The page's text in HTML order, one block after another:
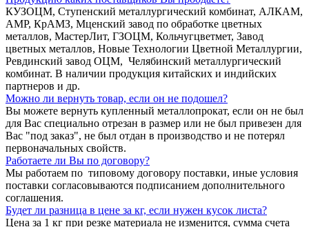
КУЗОЦМ, Ступенский металлургический комбинат, АЛКАМ,
АМР, КрАМЗ, Мценский завод по обработке цветных
металлов, МастерЛит, ГЗОЦМ, Кольчугцветмет, Завод
цветных металлов, Новые Технологии Цветной Металлургии,
Ревдинский завод ОЦМ, Челябинский металлургический
комбинат. В наличии продукция китайских и индийских
партнеров и др.
Можно ли вернуть товар, если он не подошел?
Вы можете вернуть купленный металлопрокат, если он не был
для Вас специально отрезан в размер или не был привезен для
Вас "под заказ", не был отдан в производство и не потерял
первоначальных свойств.
Работаете ли Вы по договору?
Мы работаем по типовому договору поставки, иные условия
поставки согласовываются подписанием дополнительного
соглашения.
Будет ли разница в цене за кг, если нужен кусок листа?
Цена за 1 кг при резке материала не изменится, сумма счета